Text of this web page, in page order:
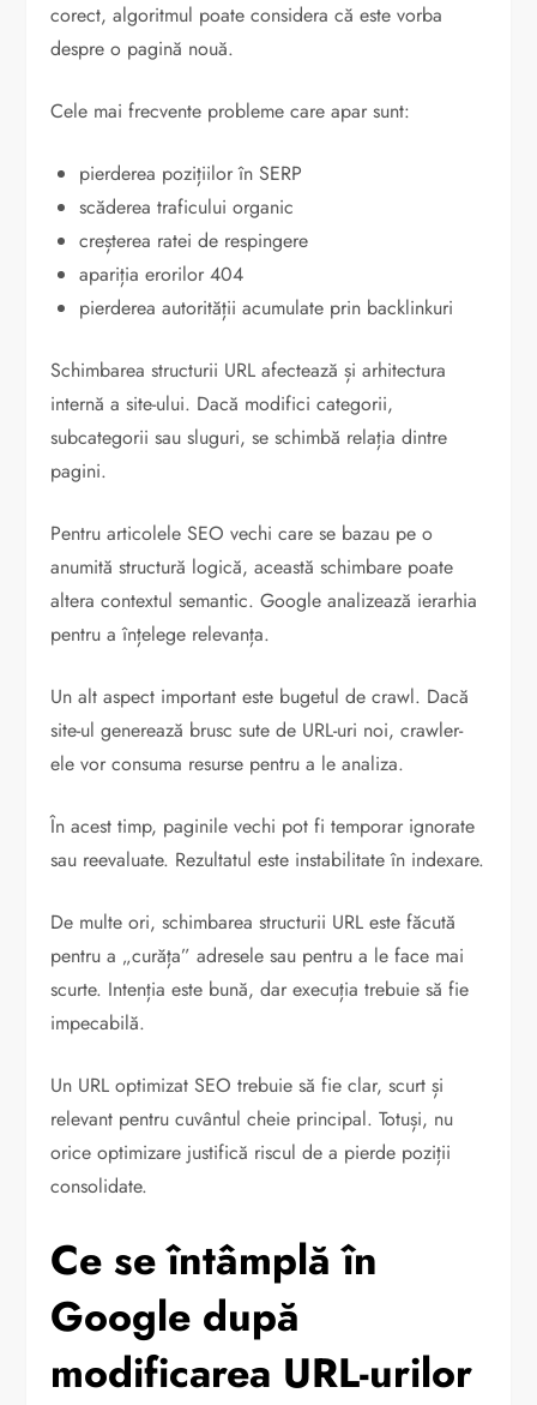
corect, algoritmul poate considera că este vorba
despre o pagină nouă.
Cele mai frecvente probleme care apar sunt:
pierderea pozițiilor în SERP
scăderea traficului organic
creșterea ratei de respingere
apariția erorilor 404
pierderea autorității acumulate prin backlinkuri
Schimbarea structurii URL afectează și arhitectura
internă a site-ului. Dacă modifici categorii,
subcategorii sau sluguri, se schimbă relația dintre
pagini.
Pentru articolele SEO vechi care se bazau pe o
anumită structură logică, această schimbare poate
altera contextul semantic. Google analizează ierarhia
pentru a înțelege relevanța.
Un alt aspect important este bugetul de crawl. Dacă
site-ul generează brusc sute de URL-uri noi, crawler-
ele vor consuma resurse pentru a le analiza.
În acest timp, paginile vechi pot fi temporar ignorate
sau reevaluate. Rezultatul este instabilitate în indexare.
De multe ori, schimbarea structurii URL este făcută
pentru a „curăța” adresele sau pentru a le face mai
scurte. Intenția este bună, dar execuția trebuie să fie
impecabilă.
Un URL optimizat SEO trebuie să fie clar, scurt și
relevant pentru cuvântul cheie principal. Totuși, nu
orice optimizare justifică riscul de a pierde poziții
consolidate.
Ce se întâmplă în
Google după
modificarea URL-urilor